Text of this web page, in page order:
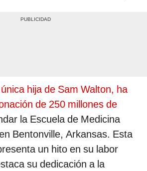
hija de Sam Walton, ha
de 250 millones de
la Escuela de Medicina
Bentonville, Arkansas. Esta
un hito en su labor
su dedicación a la